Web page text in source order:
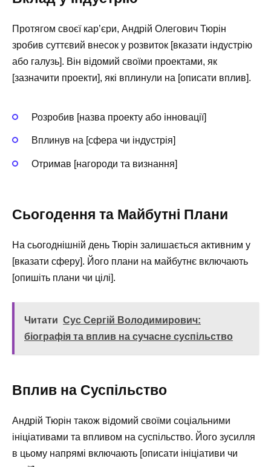
Протягом своєї кар’єри, Андрій Олегович Тюрін
зробив суттєвий внесок у розвиток [вказати індустрію
або галузь]. Він відомий своїми проектами, як
[зазначити проекти], які вплинули на [описати вплив].
Розробив [назва проекту або інновації]
Вплинув на [сфера чи індустрія]
Отримав [нагороди та визнання]
Сьогодення та Майбутні Плани
На сьогоднішній день Тюрін залишається активним у
[вказати сферу]. Його плани на майбутнє включають
[опишіть плани чи цілі].
Читати Сус Сергій Володимирович:
біографія та вплив на сучасне суспільство
Вплив на Суспільство
Андрій Тюрін також відомий своїми соціальними
ініціативами та впливом на суспільство. Його зусилля
в цьому напрямі включають [описати ініціативи чи